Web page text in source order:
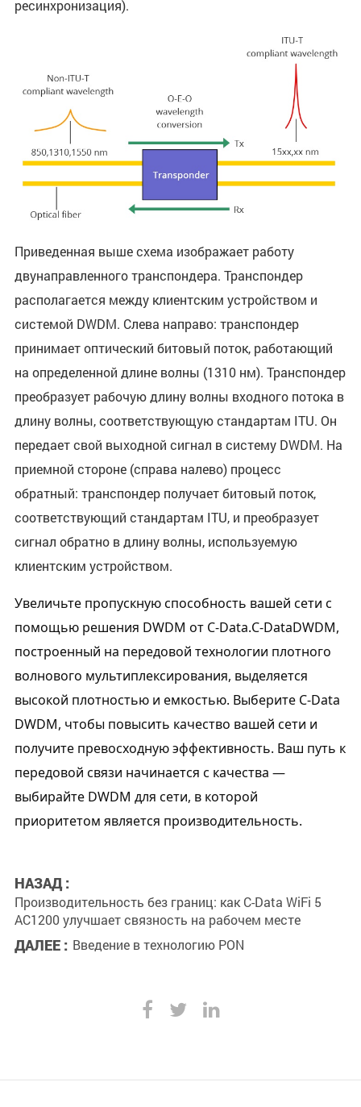
ресинхронизация).
Приведенная выше схема изображает работу
двунаправленного транспондера. Транспондер
располагается между клиентским устройством и
системой DWDM. Слева направо: транспондер
принимает оптический битовый поток, работающий
на определенной длине волны (1310 нм). Транспондер
преобразует рабочую длину волны входного потока в
длину волны, соответствующую стандартам ITU. Он
передает свой выходной сигнал в систему DWDM. На
приемной стороне (справа налево) процесс
обратный: транспондер получает битовый поток,
соответствующий стандартам ITU, и преобразует
сигнал обратно в длину волны, используемую
клиентским устройством.
Увеличьте пропускную способность вашей сети с
помощью решения DWDM от C-Data.C-DataDWDM,
построенный на передовой технологии плотного
волнового мультиплексирования, выделяется
высокой плотностью и емкостью. Выберите C-Data
DWDM, чтобы повысить качество вашей сети и
получите превосходную эффективность. Ваш путь к
передовой связи начинается с качества —
выбирайте DWDM для сети, в которой
приоритетом является производительность.
НАЗАД :
Производительность без границ: как C-Data WiFi 5
AC1200 улучшает связность на рабочем месте
ДАЛЕЕ : Введение в технологию PON